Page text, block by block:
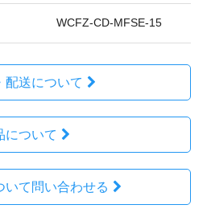
WCFZ-CD-MFSE-15
配送について
について
いて問い合わせる